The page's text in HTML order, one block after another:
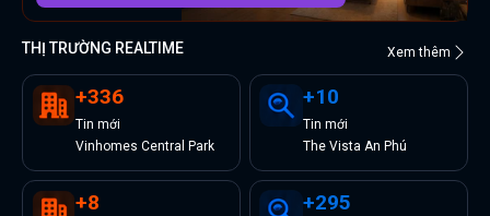
THỊ TRƯỜNG REALTIME Xem thêm
+336
Tin mới
Vinhomes Central Park
+10
Tin mới
The Vista An Phú
+8 +295